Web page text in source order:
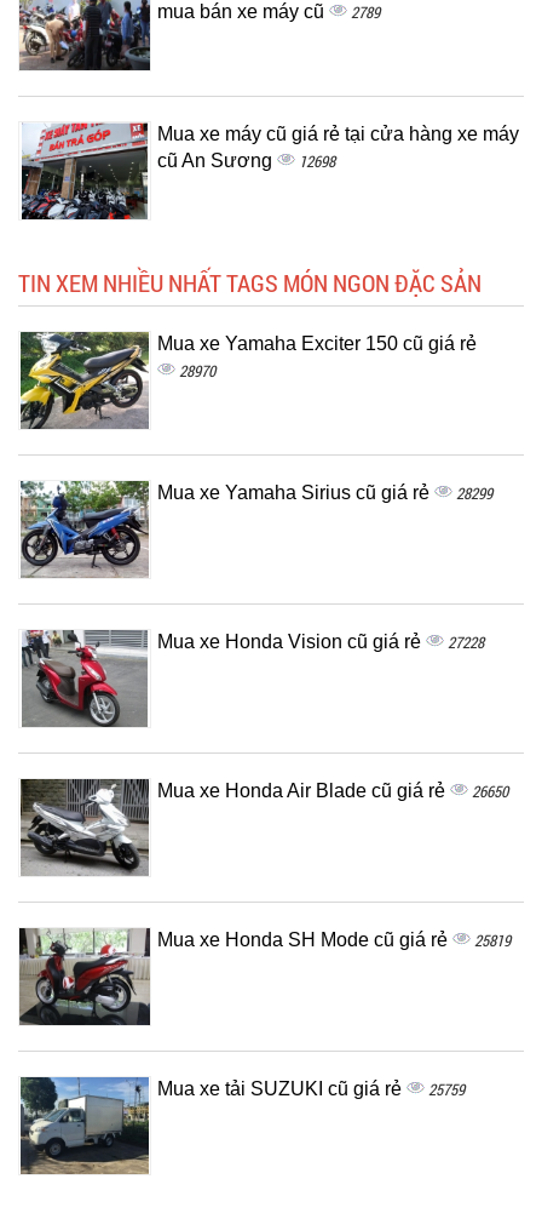
mua bán xe máy cũ
2789
Mua xe máy cũ giá rẻ tại cửa hàng xe máy
cũ An Sương
12698
TIN XEM NHIỀU NHẤT TAGS MÓN NGON ĐẶC SẢN
Mua xe Yamaha Exciter 150 cũ giá rẻ
28970
Mua xe Yamaha Sirius cũ giá rẻ 28299
Mua xe Honda Vision cũ giá rẻ 27228
Mua xe Honda Air Blade cũ giá rẻ 26650
Mua xe Honda SH Mode cũ giá rẻ 25819
Mua xe tải SUZUKI cũ giá rẻ 25759